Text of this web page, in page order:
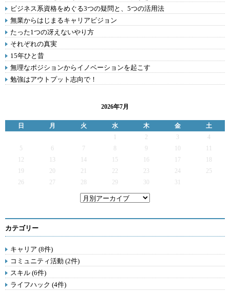
ビジネス系資格をめぐる3つの疑問と、5つの活用法
無業からはじまるキャリアビジョン
たった1つの冴えないやり方
それぞれの真実
15年ひと昔
無理なポジションからイノベーションを起こす
勉強はアウトプット志向で！
2026年7月
日 月 火 水 木 金
土
2 3
4
5
6 7 9
12
13 14 15 16 17
19
20 21 22 23 24
25
26
27 28 29 30 31
カテゴリー
キャリア (8件)
コミュニティ活動 (2件)
スキル (6件)
ライフハック (4件)